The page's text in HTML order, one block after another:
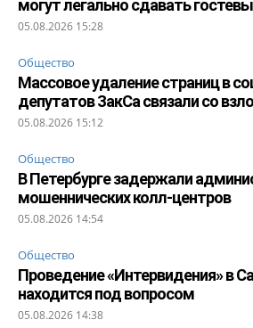
могут легально сдавать
05.08.2026 15:28
Общество
Массовое удаление страниц в
депутатов ЗакСа связали со
05.08.2026 15:12
Общество
В Петербурге задержали
мошеннических колл-центров
05.08.2026 14:54
Общество
Проведение «Интервидения» в
находится под вопросом
05.08.2026 14:38